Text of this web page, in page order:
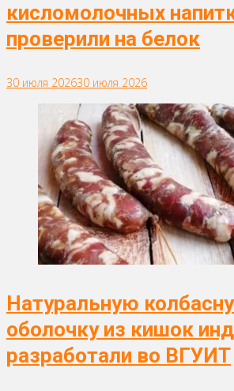
кисломолочных
проверили на белок
30 июля 202630 июля 2026
Натуральную
оболочку из кишок
разработали во ВГУИТ